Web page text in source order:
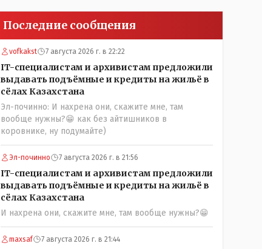
Последние сообщения
vofkakst 7 августа 2026 г. в 22:22
IT-специалистам и архивистам предложили
выдавать подъёмные и кредиты на жильё в
сёлах Казахстана
Эл-починно: И нахрена они, скажите мне, там
вообще нужны?😁 как без айтишников в
коровнике, ну подумайте)
Эл-починно 7 августа 2026 г. в 21:56
IT-специалистам и архивистам предложили
выдавать подъёмные и кредиты на жильё в
сёлах Казахстана
И нахрена они, скажите мне, там вообще нужны?😁
maxsaf 7 августа 2026 г. в 21:44